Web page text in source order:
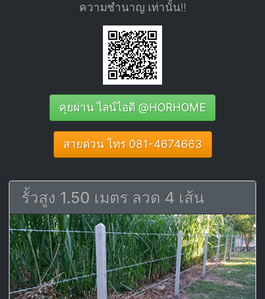
ความชำนาญ เท่านั้น!!
คุยผ่าน ไลน์ไอดี @HORHOME
สายด่วน โทร 081-4674663
รั้วสูง 1.50 เมตร ลวด 4 เส้น